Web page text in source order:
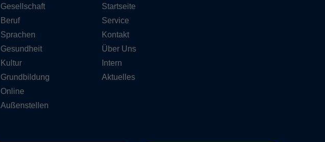
Gesellschaft
Beruf
Sprachen
Gesundheit
Kultur
Grundbildung
Online
Außenstellen
Startseite
Service
Kontakt
Über Uns
Intern
Aktuelles